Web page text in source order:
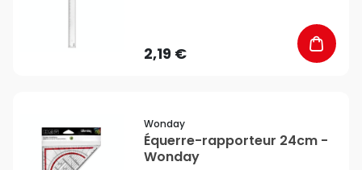
2,19 €
Wonday
Équerre-rapporteur 24cm -
Wonday